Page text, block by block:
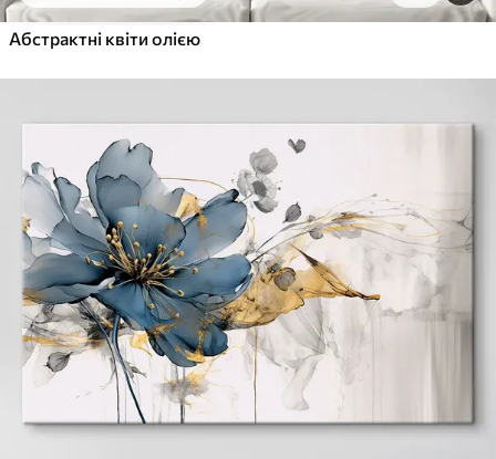
Абстрактні квіти олією